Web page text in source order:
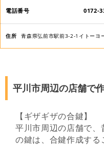
住
所
0172-
青森県弘前市駅前3-2-1イトーヨ
平川市周辺の店舗で
【ギザギザの合鍵】
平川市周辺の店舗で
の鍵は、合鍵作成する